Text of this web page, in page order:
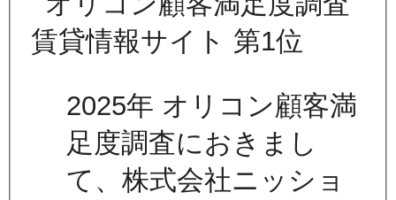
2025年 オリコン顧客満
足度調査におきまし
て、株式会社ニッショ